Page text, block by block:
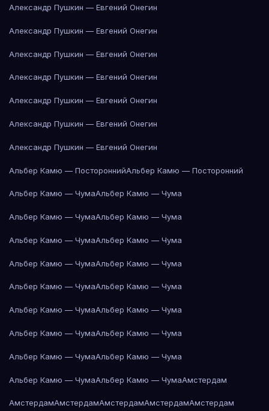
Александр Пушкин — Евгений Онегин
Александр Пушкин — Евгений Онегин
Александр Пушкин — Евгений Онегин
Александр Пушкин — Евгений Онегин
Александр Пушкин — Евгений Онегин
Александр Пушкин — Евгений Онегин
Александр Пушкин — Евгений Онегин
Альбер Камю — ПостороннийАльбер Камю — Посторонний
Альбер Камю — ЧумаАльбер Камю — Чума
Альбер Камю — ЧумаАльбер Камю — Чума
Альбер Камю — ЧумаАльбер Камю — Чума
Альбер Камю — ЧумаАльбер Камю — Чума
Альбер Камю — ЧумаАльбер Камю — Чума
Альбер Камю — ЧумаАльбер Камю — Чума
Альбер Камю — ЧумаАльбер Камю — Чума
Альбер Камю — ЧумаАльбер Камю — Чума
Альбер Камю — ЧумаАльбер Камю — ЧумаАмстердам
АмстердамАмстердамАмстердамАмстердамАмстердам